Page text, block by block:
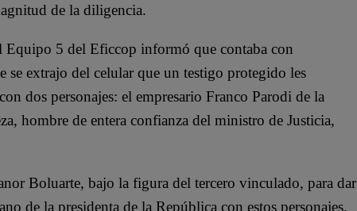
de la diligencia.
Equipo 5 del Eficcop informó que contaba con
extrajo del celular que un testigo protegido les
dos personajes: el empresario Franco Parodi de la
hombre de entera confianza del ministro de Justicia,
Boluarte, bajo la figura del tercero vinculado, para dar
de la presidenta de la República con estos personajes.